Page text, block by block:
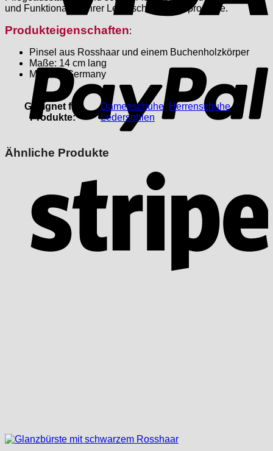
und Funktionalität Ihrer Lederschuhe und -produkte.
Produkteigenschaften:
Pinsel aus Rosshaar und einem Buchenholzkörper
Maße: 14 cm lang
Made in Germany
Geeignet für
Produkte:
Damenschuhe, Herrenschuhe,
Ledersohlen
Ähnliche Produkte